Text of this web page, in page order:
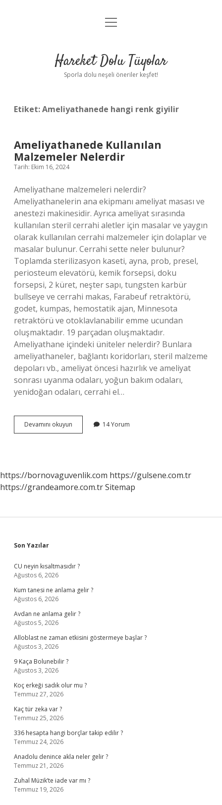
Anasayfa
Yasal Uyarı
menüyü
Hareket Dolu Tüyolar
Sporla dolu neşeli öneriler keşfet!
Etiket:Ameliyathanede hangi renk giyilir
Ameliyathanede Kullanılan
Malzemeler Nelerdir
Tarih: Ekim 16, 2024
Ameliyathane malzemeleri nelerdir?
Ameliyathanelerin ana ekipmanı ameliyat masası ve
anestezi makinesidir. Ayrıca ameliyat sırasında
kullanılan steril cerrahi aletler için masalar ve yaygın
olarak kullanılan cerrahi malzemeler için dolaplar ve
masalar bulunur. Cerrahi sette neler bulunur?
Toplamda sterilizasyon kaseti, ayna, prob, presel,
periosteum elevatörü, kemik forsepsi, doku
forsepsi, 2 küret, neşter sapı, tungsten karbür
bullseye ve cerrahi makas, Farabeuf retraktörü,
godet, kumpas, hemostatik ajan, Minnesota
retraktörü ve otoklavlanabilir emme ucundan
oluşmaktadır. 19 parçadan oluşmaktadır.
Ameliyathane içindeki üniteler nelerdir? Bunlara
ameliyathaneler, bağlantı koridorları, steril malzeme
depoları vb., ameliyat öncesi hazırlık ve ameliyat
sonrası uyanma odaları, yoğun bakım odaları,
yenidoğan odaları, cerrahi el…
Devamını okuyun Ameliyathanede
Kullanılan
14 Yorum
https://bornovaguvenlik.com https://gulsene.com.tr
https://grandeamore.com.trSitemap
Sidebar
Son Yazılar
CU neyin kısaltmasıdır ?
Ağustos 6, 2026
Kum tanesi ne anlama gelir ?
Ağustos 6, 2026
Avdan ne anlama gelir ?
Ağustos 5, 2026
Alloblast ne zaman etkisini göstermeye başlar ?
Ağustos 3, 2026
9 Kaça Bolunebilir ?
Ağustos 3, 2026
Koç erkeği sadık olur mu ?
Temmuz 27, 2026
Kaç tür zeka var ?
Temmuz 25, 2026
336 hesapta hangi borçlar takip edilir ?
Temmuz 24, 2026
Anadolu denince akla neler gelir ?
Temmuz 21, 2026
Zuhal Müzik’te iade var mı ?
Temmuz 19, 2026